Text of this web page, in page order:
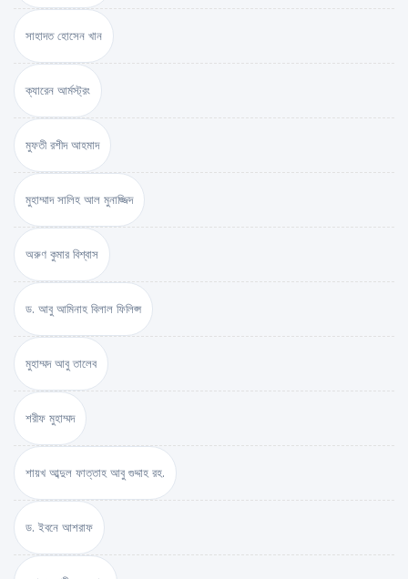
সাহাদত হোসেন খান
ক্যারেন আর্মস্ট্রং
মুফতী রশীদ আহমাদ
মুহাম্মাদ সালিহ আল মুনাজ্জিদ
অরুণ কুমার বিশ্বাস
ড. আবু আমিনাহ বিলাল ফিলিপ্স
মুহাম্মদ আবু তালেব
শরীফ মুহাম্মদ
শায়খ আব্দুল ফাত্তাহ আবু গুদ্দাহ রহ.
ড. ইবনে আশরাফ